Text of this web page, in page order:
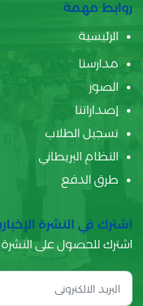
روابط مهمة
الرئيسية
مدارسنا
الصور
إصداراتنا
تسجيل الطلاب
النظام البريطاني
طرق الدفع
اشترك في النشرة
اشترك للحصول على النشرة